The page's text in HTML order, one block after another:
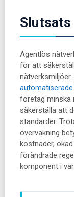
Slutsats
Agentlös
för att
företag minska
säkerställa att
standarder.
övervakning
kostnader,
förändrade
komponent i